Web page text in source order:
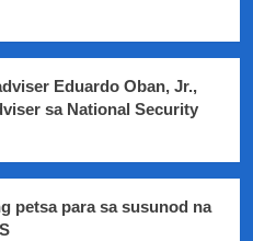
Eduardo Oban, Jr.,
sa National Security
petsa para sa susunod na